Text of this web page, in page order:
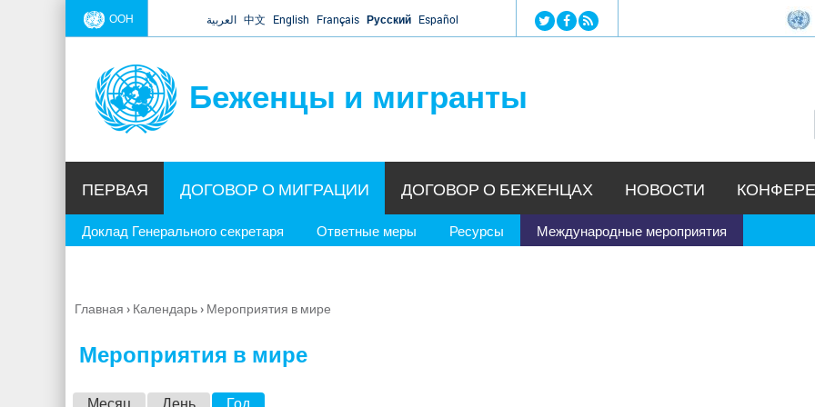
Jump to navigation
ООН العربية 中文 English Français Русский Español
Беженцы и мигранты
ПЕРВАЯ ДОГОВОР О МИГРАЦИИ
Доклад Генерального секретаря Ответные меры Ресурсы Международные мероприятия
ДОГОВОР О БЕЖЕНЦАХ НОВОСТИ
Вы
Главная › Календарь› Мероприятия в мире
Мероприятия в мире